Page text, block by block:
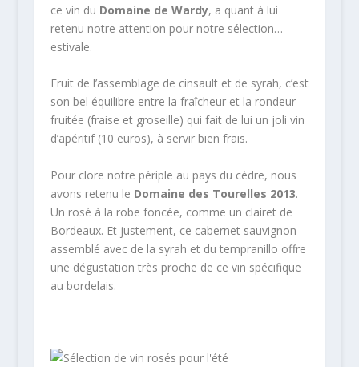
ce vin du Domaine de Wardy, a quant à lui
retenu notre attention pour notre sélection…
estivale.
Fruit de l’assemblage de cinsault et de syrah, c’est
son bel équilibre entre la fraîcheur et la rondeur
fruitée (fraise et groseille) qui fait de lui un joli vin
d’apéritif (10 euros), à servir bien frais.
Pour clore notre périple au pays du cèdre, nous
avons retenu le Domaine des Tourelles 2013.
Un rosé à la robe foncée, comme un clairet de
Bordeaux. Et justement, ce cabernet sauvignon
assemblé avec de la syrah et du tempranillo offre
une dégustation très proche de ce vin spécifique
au bordelais.